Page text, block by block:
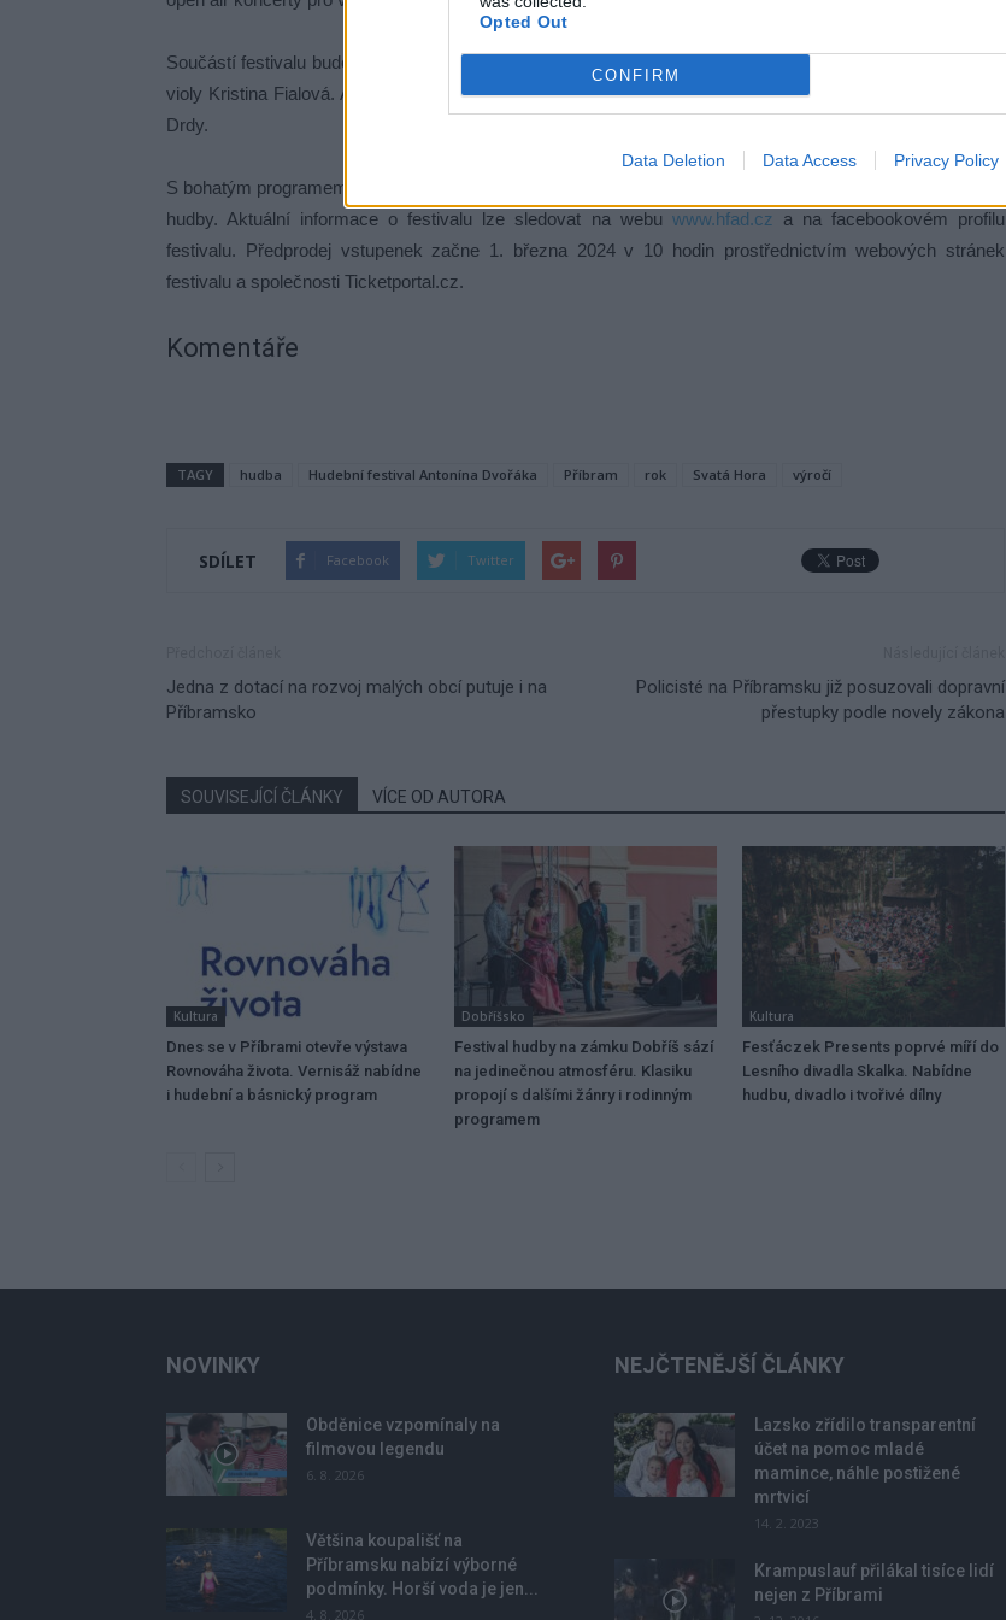
Opted Out
CONFIRM
Data Deletion Data Access Privacy Policy
Součástí festivalu bude také benefiční koncert pro vilu Rusalku, na který přijala pozvání první dáma české
violy Kristina Fialová. Akce zahrnuje i otevření vily Rusalka a turistický pochod pořádaný Knihovnou Jana
Drdy.
S bohatým programem nabízí 55. ročník festivalu množství zážitků pro milovníky klasické i méně klasické
hudby. Aktuální informace o festivalu lze sledovat na webu www.hfad.cz a na facebookovém profilu
festivalu. Předprodej vstupenek začne 1. března 2024 v 10 hodin prostřednictvím webových stránek
festivalu a společnosti Ticketportal.cz.
Komentáře
TAGY hudba Hudební festival Antonína Dvořáka Příbram rok Svatá Hora výročí
SDÍLET Facebook Twitter
Jedna z dotací na rozvoj malých obcí putuje i na
Příbramsko
Policisté na Příbramsku již posuzovali dopravní
přestupky podle novely zákona
SOUVISEJÍCÍ ČLÁNKY VÍCE OD AUTORA
Kultura
Dnes se v Příbrami otevře výstava
Rovnováha života. Vernisáž nabídne
i hudební a básnický program
Dobříšsko
Festival hudby na zámku Dobříš sází
na jedinečnou atmosféru. Klasiku
propojí s dalšími žánry i rodinným
programem
Kultura
Fesťáczek Presents poprvé míří do
Lesního divadla Skalka. Nabídne
hudbu, divadlo i tvořivé dílny
NOVINKY
Obděnice vzpomínaly na
filmovou legendu
6. 8. 2026
Většina koupališť na
Příbramsku nabízí výborné
podmínky. Horší voda je jen...
4. 8. 2026
NEJČTENĚJŠÍ ČLÁNKY
Lazsko zřídilo transparentní
účet na pomoc mladé
mamince, náhle postižené
mrtvicí
14. 2. 2023
Krampuslauf přilákal tisíce lidí
nejen z Příbrami